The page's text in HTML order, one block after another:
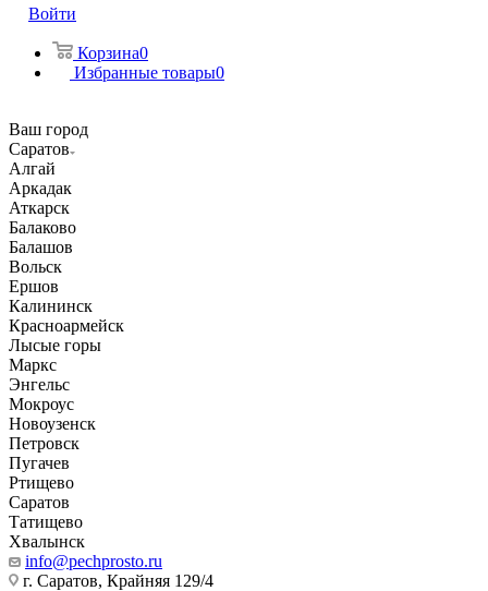
Войти
Корзина0
Избранные товары0
Ваш город
Саратов
Алгай
Аркадак
Аткарск
Балаково
Балашов
Вольск
Ершов
Калининск
Красноармейск
Лысые горы
Маркс
Энгельс
Мокроус
Новоузенск
Петровск
Пугачев
Ртищево
Саратов
Татищево
Хвалынск
info@pechprosto.ru
г. Саратов, Крайняя 129/4